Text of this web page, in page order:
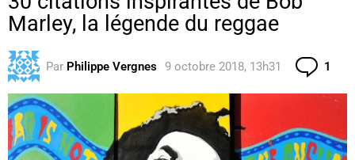
Marley, la légende du reggae
Par Philippe Vergnes 9 octobre 2018, 13h31 1